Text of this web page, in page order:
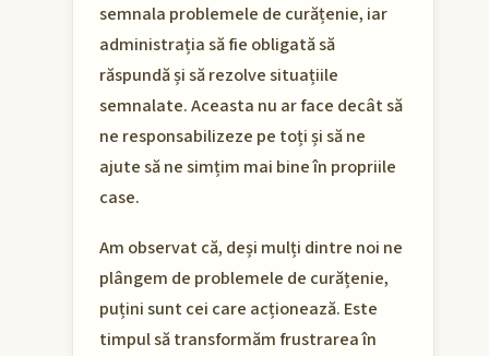
semnala problemele de curățenie, iar
administrația să fie obligată să
răspundă și să rezolve situațiile
semnalate. Aceasta nu ar face decât să
ne responsabilizeze pe toți și să ne
ajute să ne simțim mai bine în propriile
case.
Am observat că, deși mulți dintre noi ne
plângem de problemele de curățenie,
puțini sunt cei care acționează. Este
timpul să transformăm frustrarea în